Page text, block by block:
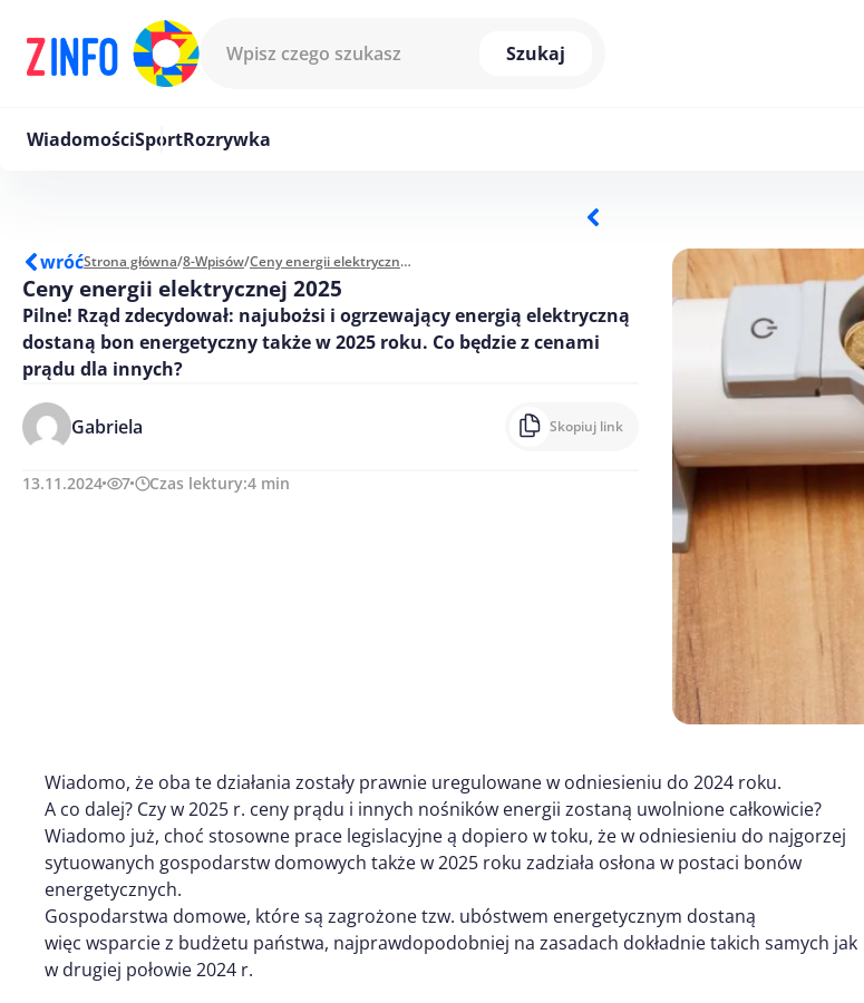
Szukaj
WiadomościSportRozrywka
wróćStrona główna/8-Wpisów/ Ceny energii elektrycznej 2025
Ceny energii elektrycznej 2025
Pilne! Rząd zdecydował: najubożsi i ogrzewający energią elektryczną
dostaną bon energetyczny także w 2025 roku. Co będzie z cenami
prądu dla innych?
Gabriela Skopiuj link
13.11.2024 7 Czas lektury:4 min
Wiadomo, że oba te działania zostały prawnie uregulowane w odniesieniu do 2024 roku.
A co dalej? Czy w 2025 r. ceny prądu i innych nośników energii zostaną uwolnione całkowicie?
Wiadomo już, choć stosowne prace legislacyjne ą dopiero w toku, że w odniesieniu do najgorzej
sytuowanych gospodarstw domowych także w 2025 roku zadziała osłona w postaci bonów
energetycznych.
Gospodarstwa domowe, które są zagrożone tzw. ubóstwem energetycznym dostaną
więc wsparcie z budżetu państwa, najprawdopodobniej na zasadach dokładnie takich samych jak
w drugiej połowie 2024 r.